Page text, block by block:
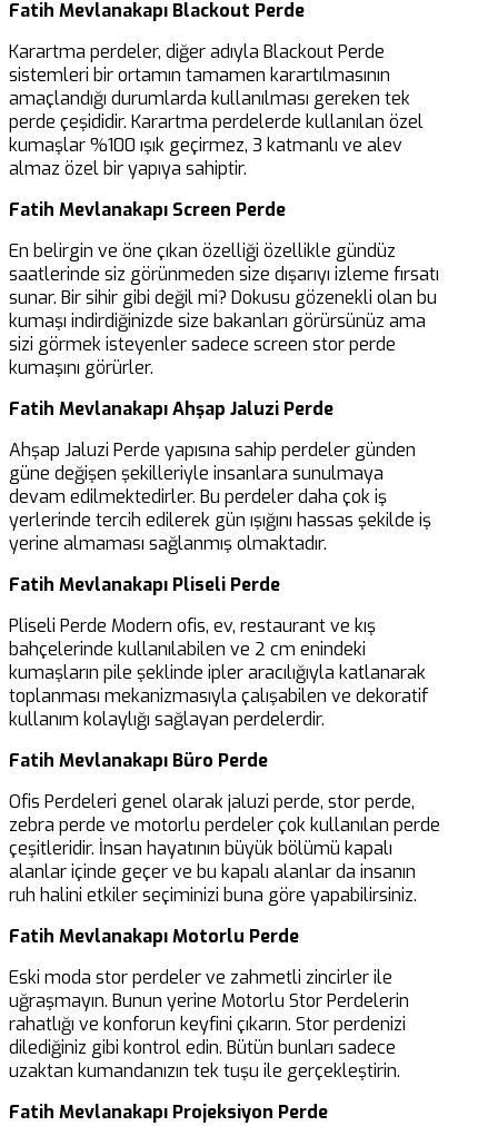
Fatih Mevlanakapı Blackout Perde
Karartma perdeler, diğer adıyla Blackout Perde
sistemleri bir ortamın tamamen karartılmasının
amaçlandığı durumlarda kullanılması gereken tek
perde çeşididir. Karartma perdelerde kullanılan özel
kumaşlar %100 ışık geçirmez, 3 katmanlı ve alev
almaz özel bir yapıya sahiptir.
Fatih Mevlanakapı Screen Perde
En belirgin ve öne çıkan özelliği özellikle gündüz
saatlerinde siz görünmeden size dışarıyı izleme fırsatı
sunar. Bir sihir gibi değil mi? Dokusu gözenekli olan bu
kumaşı indirdiğinizde size bakanları görürsünüz ama
sizi görmek isteyenler sadece screen stor perde
kumaşını görürler.
Fatih Mevlanakapı Ahşap Jaluzi Perde
Ahşap Jaluzi Perde yapısına sahip perdeler günden
güne değişen şekilleriyle insanlara sunulmaya
devam edilmektedirler. Bu perdeler daha çok iş
yerlerinde tercih edilerek gün ışığını hassas şekilde iş
yerine almaması sağlanmış olmaktadır.
Fatih Mevlanakapı Pliseli Perde
Pliseli Perde Modern ofis, ev, restaurant ve kış
bahçelerinde kullanılabilen ve 2 cm enindeki
kumaşların pile şeklinde ipler aracılığıyla katlanarak
toplanması mekanizmasıyla çalışabilen ve dekoratif
kullanım kolaylığı sağlayan perdelerdir.
Fatih Mevlanakapı Büro Perde
Ofis Perdeleri genel olarak jaluzi perde, stor perde,
zebra perde ve motorlu perdeler çok kullanılan perde
çeşitleridir. İnsan hayatının büyük bölümü kapalı
alanlar içinde geçer ve bu kapalı alanlar da insanın
ruh halini etkiler seçiminizi buna göre yapabilirsiniz.
Fatih Mevlanakapı Motorlu Perde
Eski moda stor perdeler ve zahmetli zincirler ile
uğraşmayın. Bunun yerine Motorlu Stor Perdelerin
rahatlığı ve konforun keyfini çıkarın. Stor perdenizi
dilediğiniz gibi kontrol edin. Bütün bunları sadece
uzaktan kumandanızın tek tuşu ile gerçekleştirin.
Fatih Mevlanakapı Projeksiyon Perde